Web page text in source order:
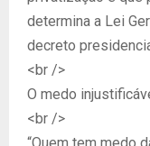
determina a Lei
decreto
<br />
O medo
<br />